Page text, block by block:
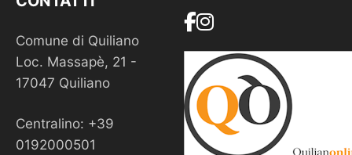
Comune di Quiliano
Loc. Massapè, 21 -
17047 Quiliano
Centralino: +39
0192000501